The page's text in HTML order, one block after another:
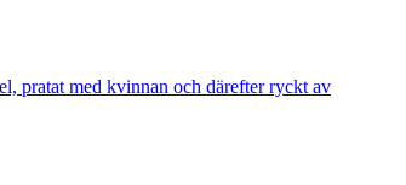
pratat med kvinnan och därefter ryckt av